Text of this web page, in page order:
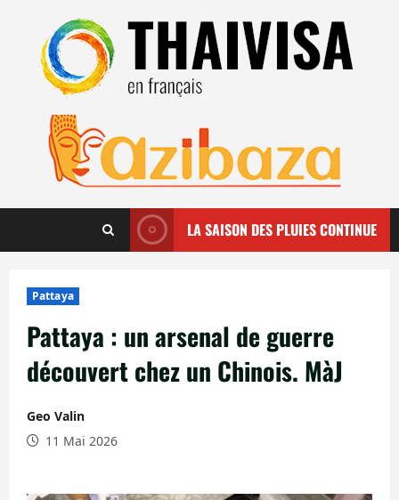
contenu
LA SAISON DES PLUIES CONTINUE
Pattaya
Pattaya : un arsenal de guerre
découvert chez un Chinois. MàJ
Geo Valin
11 Mai 2026